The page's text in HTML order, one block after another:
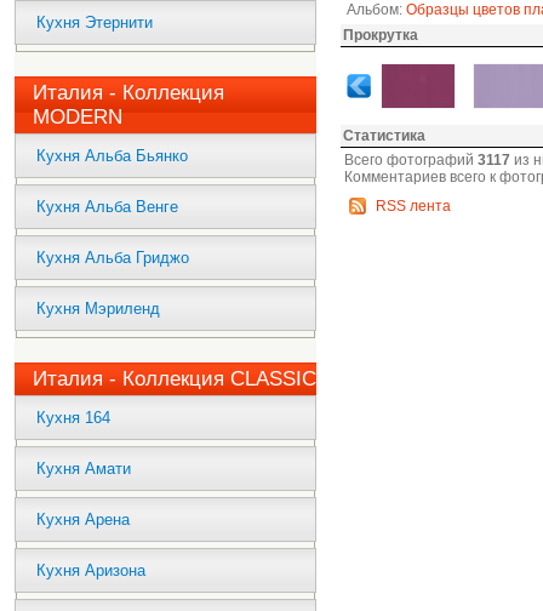
Кухня Этернити
Италия - Коллекция
MODERN
Кухня Альба Бьянко
Кухня Альба Венге
Кухня Альба Гриджо
Кухня Мэриленд
Италия - Коллекция CLASSIC
Кухня 164
Кухня Амати
Кухня Арена
Кухня Аризона
Альбом: Образцы цветов
Прокрутка
Статистика
Всего фотографий 3117 из
Комментариев всего к
RSS лента